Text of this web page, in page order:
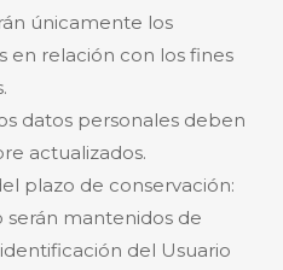
únicamente los
en relación con los fines
datos personales deben
actualizados.
plazo de conservación:
serán mantenidos de
del Usuario